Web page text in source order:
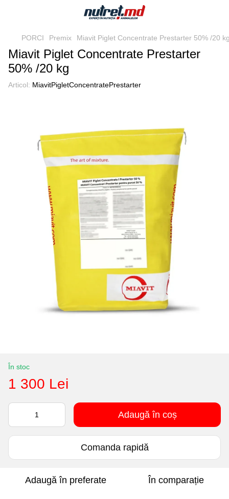
PORCI Premix Miavit Piglet Concentrate Prestarter 50% /20
Miavit Piglet Concentrate Prestarter
50% /20 kg
Articol: MiavitPigletConcentratePrestarter
În stoc
1 300 Lei
Adaugă în coș
Comanda rapidă
Adaugă în preferate În comparație